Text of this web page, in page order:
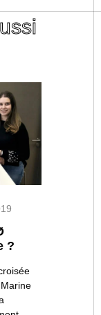
R.
?